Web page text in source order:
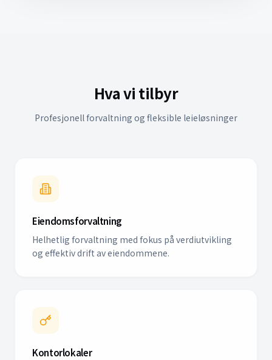
Hva vi tilbyr
Profesjonell forvaltning og fleksible leieløsninger
Eiendomsforvaltning
Helhetlig forvaltning med fokus på verdiutvikling
og effektiv drift av eiendommene.
Kontorlokaler